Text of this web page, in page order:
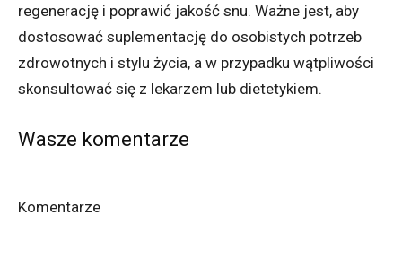
regenerację i poprawić jakość snu. Ważne jest, aby
dostosować suplementację do osobistych potrzeb
zdrowotnych i stylu życia, a w przypadku wątpliwości
skonsultować się z lekarzem lub dietetykiem.
Wasze komentarze
Komentarze